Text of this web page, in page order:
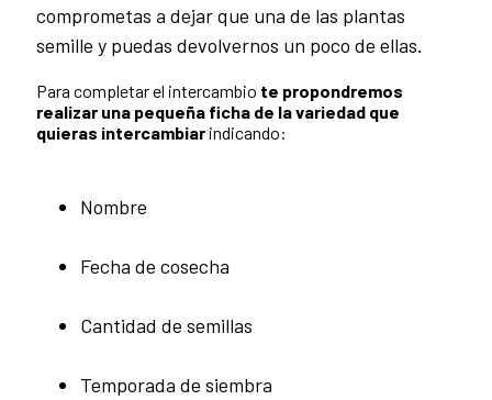
comprometas a dejar que una de las plantas
semille y puedas devolvernos un poco de ellas.
Para completar el intercambio te propondremos
realizar una pequeña ficha de la variedad que
quieras intercambiar indicando:
Nombre
Fecha de cosecha
Cantidad de semillas
Temporada de siembra